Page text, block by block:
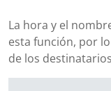
La hora y el
esta función, por
de los